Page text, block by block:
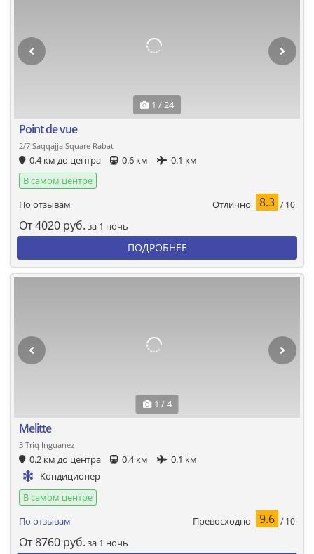
1 / 24
Point de vue
2/7 Saqqajja Square Rabat
0.4 км до центра 0.6 км
0.1 км
В самом центре
По отзывам
Отлично 8.3 / 10
От4020 руб. за 1 ночь
ПОДРОБНЕЕ
1 / 4
Melitte
3 Triq Inguanez
0.2 км до центра 0.4 км
0.1 км
Кондиционер
В самом центре
По отзывам
Превосходно 9.6 / 10
От8760 руб. за 1 ночь